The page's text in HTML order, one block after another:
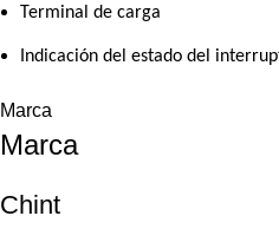
Terminal de carga
Indicación del estado del
Marca
Marca
Chint